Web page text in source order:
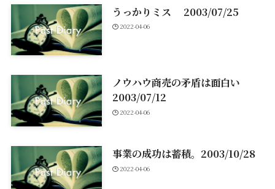
うっかりミス 2003/07/25
2022-04-06
ノウハウ商売の矛盾は面白い
2003/07/12
2022-04-06
事業の成功は蓄積。2003/10/28
2022-04-06